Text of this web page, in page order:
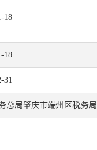
18
18
31
总局肇庆市端州区税务局